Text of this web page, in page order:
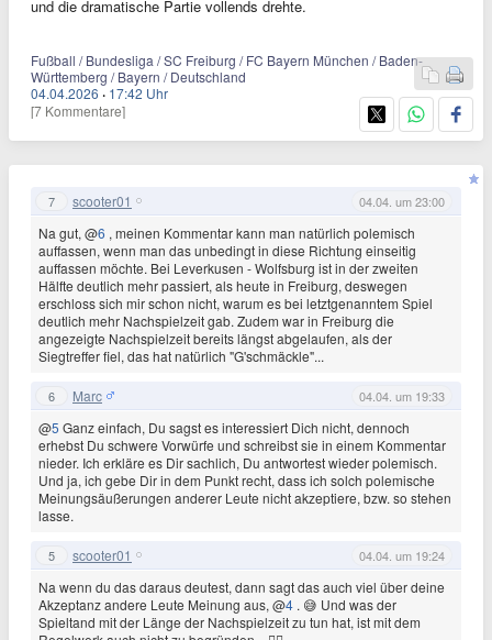
und die dramatische Partie vollends drehte.
Fußball / Bundesliga / SC Freiburg / FC Bayern München / Baden-
Württemberg / Bayern / Deutschland
04.04.2026 · 17:42 Uhr
[7 Kommentare]
7 scooter01 04.04. um 23:00
Na gut, @6 , meinen Kommentar kann man natürlich polemisch
auffassen, wenn man das unbedingt in diese Richtung einseitig
auffassen möchte. Bei Leverkusen - Wolfsburg ist in der zweiten
Hälfte deutlich mehr passiert, als heute in Freiburg, deswegen
erschloss sich mir schon nicht, warum es bei letztgenanntem Spiel
deutlich mehr Nachspielzeit gab. Zudem war in Freiburg die
angezeigte Nachspielzeit bereits längst abgelaufen, als der
Siegtreffer fiel, das hat natürlich "G'schmäckle"...
6 Marc 04.04. um 19:33
@5 Ganz einfach, Du sagst es interessiert Dich nicht, dennoch
erhebst Du schwere Vorwürfe und schreibst sie in einem Kommentar
nieder. Ich erkläre es Dir sachlich, Du antwortest wieder polemisch.
Und ja, ich gebe Dir in dem Punkt recht, dass ich solch polemische
Meinungsäußerungen anderer Leute nicht akzeptiere, bzw. so stehen
lasse.
5 scooter01 04.04. um 19:24
Na wenn du das daraus deutest, dann sagt das auch viel über deine
Akzeptanz andere Leute Meinung aus, @4 . 😅 Und was der
Spieltand mit der Länge der Nachspielzeit zu tun hat, ist mit dem